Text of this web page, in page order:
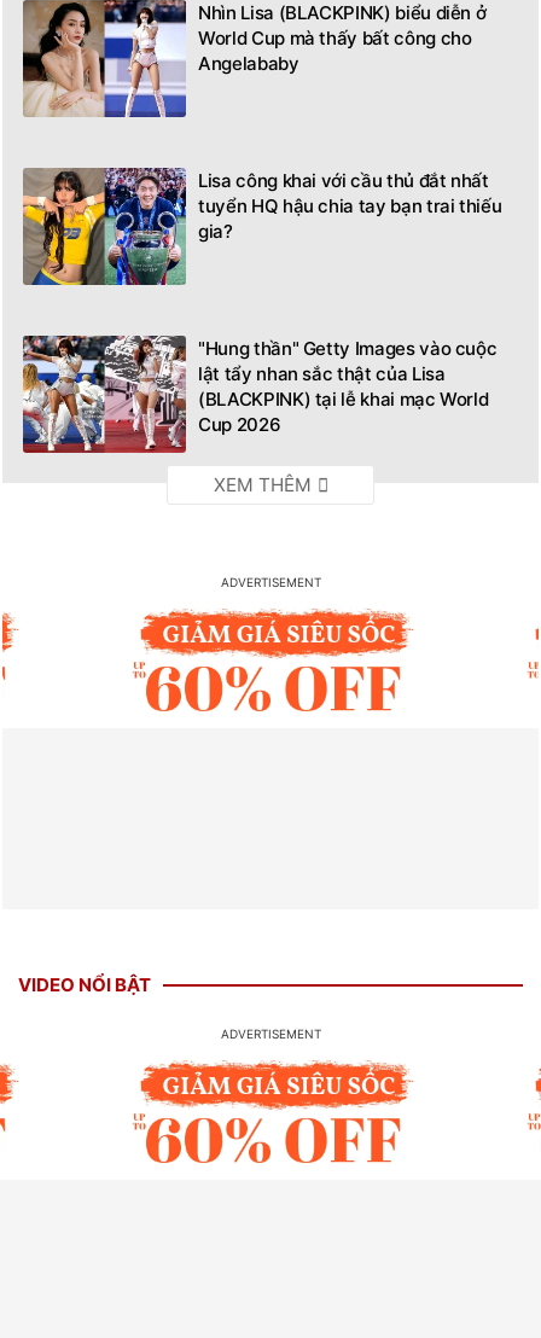
Nhìn Lisa (BLACKPINK) biểu diễn ở
World Cup mà thấy bất công cho
Angelababy
Lisa công khai với cầu thủ đắt nhất
tuyển HQ hậu chia tay bạn trai thiếu
gia?
"Hung thần" Getty Images vào cuộc
lật tẩy nhan sắc thật của Lisa
(BLACKPINK) tại lễ khai mạc World
Cup 2026
VIDEO NỔI BẬT